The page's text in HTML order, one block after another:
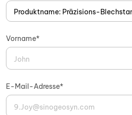
Vorname*
E-Mail-Adresse*